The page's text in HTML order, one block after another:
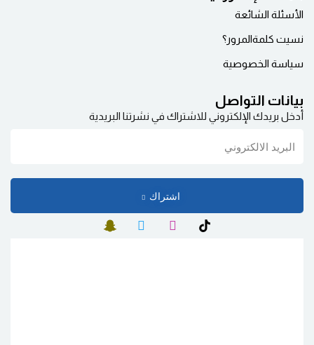
الأسئلة الشائعة
نسيت كلمة‌المرور؟
سياسة الخصوصية
بيانات التواصل
أدخل بريدك الإلكتروني للاشتراك في نشرتنا البريدية
اشتراك